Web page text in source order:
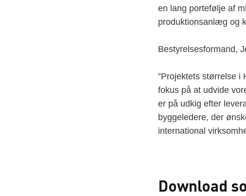
en lang portefølje af
produktionsanlæg og
Bestyrelsesformand,
”Projektets størrelse i
fokus på at udvide
er på udkig efter
byggeledere, der
international
Download